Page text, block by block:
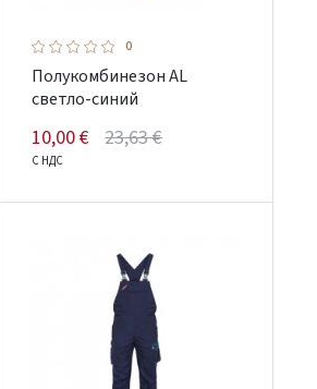
0
Полукомбинезон AL
светло-синий
10,00 € 23,63 €
С НДС